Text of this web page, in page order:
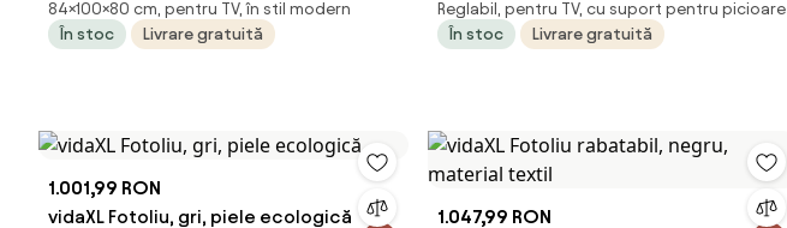
țesătură
84×100×80 cm, pentru TV, în stil modern
În stoc
Livrare gratuită
material textil
Reglabil, pentru TV, cu suport pentru picioare
În stoc
Livrare gratuită
1.001,99 RON
vidaXL Fotoliu, gri, piele ecologică
1.047,99 RON